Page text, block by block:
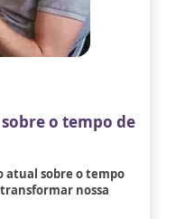
sobre o tempo de
atual sobre o tempo
nossa